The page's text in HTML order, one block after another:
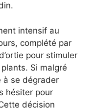
intensif au
complété par
pour stimuler
Si malgré
à se dégrader
hésiter pour
décision